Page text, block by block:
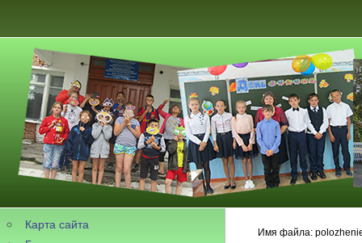
Карта сайта
Имя файла: